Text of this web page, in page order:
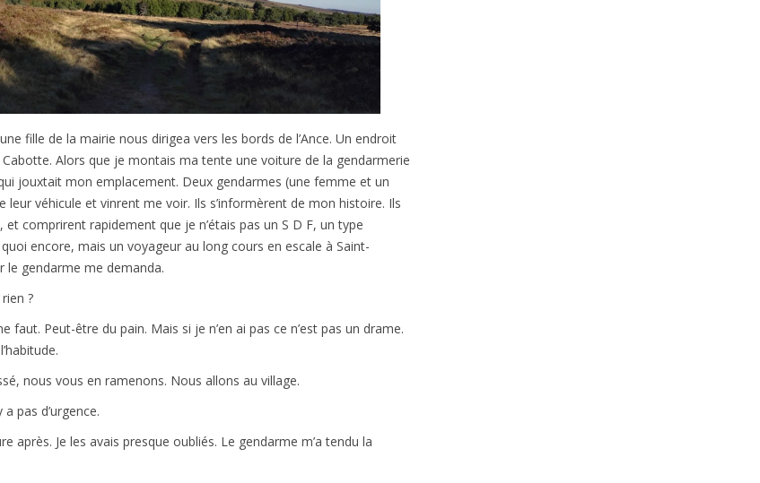
fille de la mairie nous dirigea vers les bords de l’Ance. Un endroit
Alors que je montais ma tente une voiture de la gendarmerie
jouxtait mon emplacement. Deux gendarmes (une femme et un
leur véhicule et vinrent me voir. Ils s’informèrent de mon histoire. Ils
comprirent rapidement que je n’étais pas un S D F, un type
encore, mais un voyageur au long cours en escale à Saint-
le gendarme me demanda.
?
faut. Peut-être du pain. Mais si je n’en ai pas ce n’est pas un drame.
nous vous en ramenons. Nous allons au village.
a pas d’urgence.
après. Je les avais presque oubliés. Le gendarme m’a tendu la